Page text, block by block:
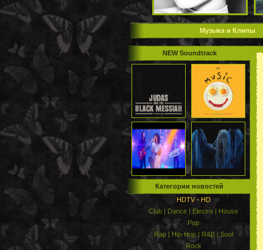
Музыка и Клипы
NEW Soundtrack
Категории новостей
HDTV - HD
Club | Dance | Electro | House
Pop
Rap | Hip-Hop | R&B | Soul
Rock